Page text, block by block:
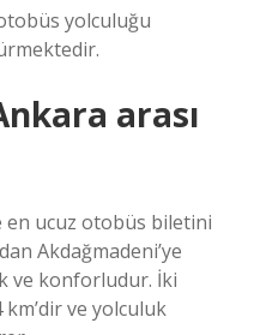
yolculuğu
arası
en ucuz otobüs biletini
Akdağmadeni’ye
ve konforludur. İki
ve yolculuk